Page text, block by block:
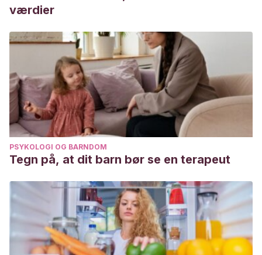
værdier
PSYKOLOGI OG BARNDOM
Tegn på, at dit barn bør se en terapeut